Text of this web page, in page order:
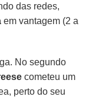
das redes,
em vantagem (2 a
No segundo
cometeu um
perto do seu